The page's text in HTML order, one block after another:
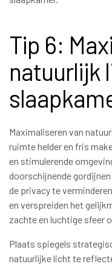
Tip 6:
natuurlijk
Maximaliseren van
ruimte helder en fris
en stimulerende
doorschijnende
de privacy te
en verspreiden het
zachte en luchtige sfeer
Plaats spiegels
natuurlijke licht te